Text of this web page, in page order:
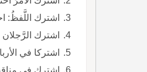
اشترك اللَّفظُ:
اشترك
اشتركا في
اشترك في